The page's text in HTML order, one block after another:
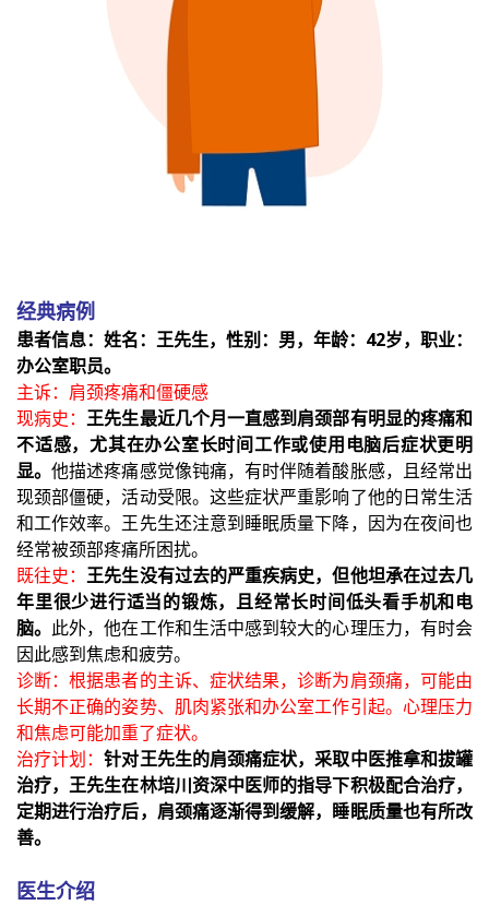
经典病例
患者信息：姓名：王先生，性别：男，年龄：42岁，职业：
办公室职员。
主诉：肩颈疼痛和僵硬感
现病史：王先生最近几个月一直感到肩颈部有明显的疼痛和
不适感，尤其在办公室长时间工作或使用电脑后症状更明
显。他描述疼痛感觉像钝痛，有时伴随着酸胀感，且经常出
现颈部僵硬，活动受限。这些症状严重影响了他的日常生活
和工作效率。王先生还注意到睡眠质量下降，因为在夜间也
经常被颈部疼痛所困扰。
既往史：王先生没有过去的严重疾病史，但他坦承在过去几
年里很少进行适当的锻炼，且经常长时间低头看手机和电
脑。 此外，他在工作和生活中感到较大的心理压力，有时会
因此感到焦虑和疲劳。
诊断：根据患者的主诉、症状结果，诊断为肩颈痛，可能由
长期不正确的姿势、肌肉紧张和办公室工作引起。心理压力
和焦虑可能加重了症状。
治疗计划：针对王先生的肩颈痛症状，采取中医推拿和拔罐
治疗，王先生在林培川资深中医师的指导下积极配合治疗，
定期进行治疗后，肩颈痛逐渐得到缓解，睡眠质量也有所改
善。
医生介绍